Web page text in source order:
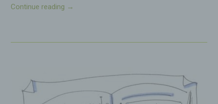
r
I
n
Continue reading „
c
h
→